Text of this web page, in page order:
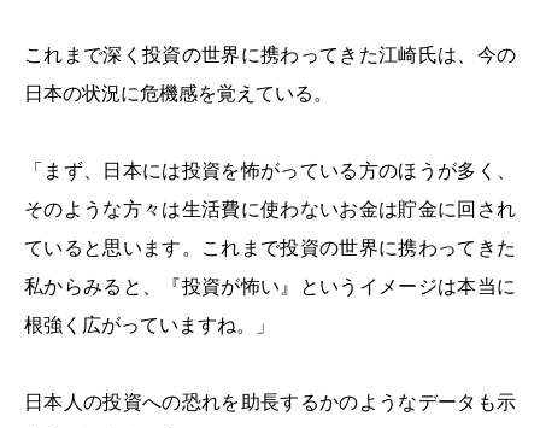
これまで深く投資の世界に携わってきた江崎氏は、今の
日本の状況に危機感を覚えている。
「まず、日本には投資を怖がっている方のほうが多く、
そのような方々は生活費に使わないお金は貯金に回され
ていると思います。これまで投資の世界に携わってきた
私からみると、『投資が怖い』というイメージは本当に
根強く広がっていますね。」
日本人の投資への恐れを助長するかのようなデータも示